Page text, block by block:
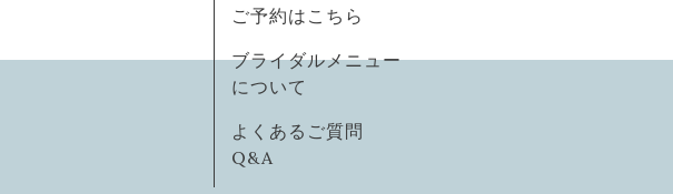
ご予約はこちら
ブライダルメニュー
について
よくあるご質問
Q&A